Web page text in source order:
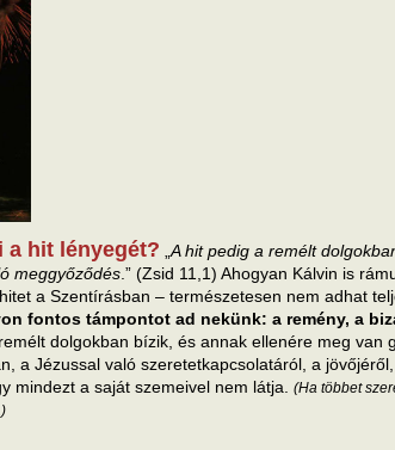
a hit lényegét?
A hit pedig a remélt
meggyőződés .” (Zsid 11,1) Ahogyan Kálvin is
a Szentírásban – természetesen nem adhat
fontos támpontot ad nekünk: a remény, a
remélt dolgokban bízik, és annak ellenére meg van
a Jézussal való szeretetkapcsolatáról, a
mindezt a saját szemeivel nem látja. (Ha többet